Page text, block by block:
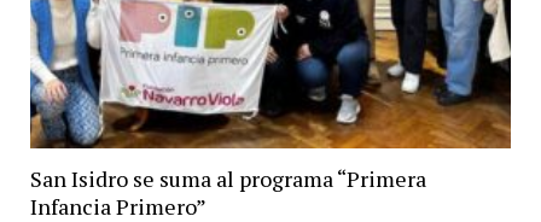
San Isidro se suma al programa “Primera
Infancia Primero”